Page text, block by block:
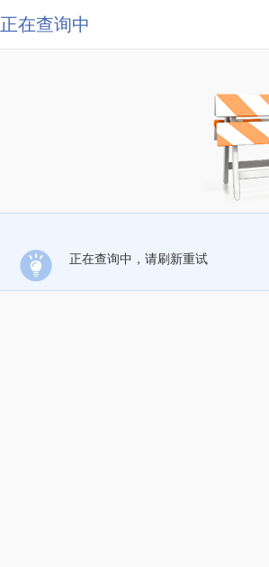
正在查询中
正在查询中，请刷新重试